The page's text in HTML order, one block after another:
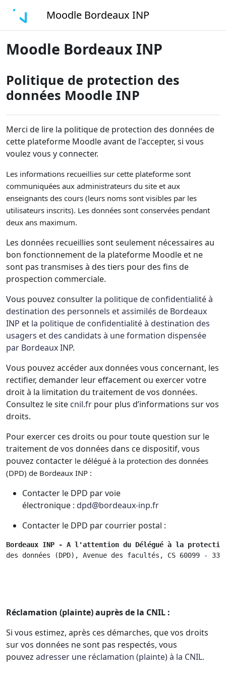
Moodle Bordeaux INP
Moodle Bordeaux INP
Politique de protection des
données Moodle INP
Merci de lire la politique de protection des données de
cette plateforme Moodle avant de l'accepter, si vous
voulez vous y connecter.
Les informations recueillies sur cette plateforme sont
communiquées aux administrateurs du site et aux
enseignants des cours (leurs noms sont visibles par les
utilisateurs inscrits). Les données sont conservées pendant
deux ans maximum.
Les données recueillies sont seulement nécessaires au
bon fonctionnement de la plateforme Moodle et ne
sont pas transmises à des tiers pour des fins de
prospection commerciale.
Vous pouvez consulter la politique de confidentialité à
destination des personnels et assimilés de Bordeaux
INP et la politique de confidentialité à destination des
usagers et des candidats à une formation dispensée
par Bordeaux INP.
Vous pouvez accéder aux données vous concernant, les
rectifier, demander leur effacement ou exercer votre
droit à la limitation du traitement de vos données.
Consultez le site cnil.fr pour plus d’informations sur vos
droits.
Pour exercer ces droits ou pour toute question sur le
traitement de vos données dans ce dispositif, vous
pouvez contacter le délégué à la protection des données
(DPD) de Bordeaux INP :
Contacter le DPD par voie
électronique : dpd@bordeaux-inp.fr
Contacter le DPD par courrier postal :
Bordeaux INP - A l'attention du Délégué à la
des données (DPD), Avenue des facultés, CS 60099 -
Réclamation (plainte) auprès de la CNIL :
Si vous estimez, après ces démarches, que vos droits
sur vos données ne sont pas respectés, vous
pouvez adresser une réclamation (plainte) à la CNIL.